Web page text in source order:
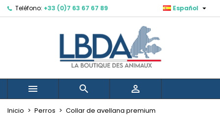
Teléfono: +33 (0)7 63 67 67 89 Español 
  
Inicio Perros Collar de avellana premium
Mes listes d'envies
add_circle_outline Créer une nouvelle liste
Crear lista de deseos
Nombre de la lista de deseos
Cancelar
Iniciar sesión
Debe iniciar sesión para guardar productos en su lista de